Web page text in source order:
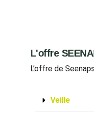
L'offre
L’offre de
Veille